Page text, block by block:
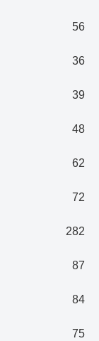
56
36
39
48
62
72
282
87
84
75